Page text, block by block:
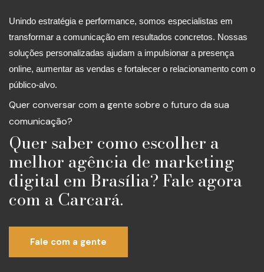
Unindo estratégia e performance, somos especialistas em
transformar a comunicação em resultados concretos. Nossas
soluções personalizadas ajudam a impulsionar a presença
online, aumentar as vendas e fortalecer o relacionamento com o
público-alvo.
Quer conversar com a gente sobre o futuro da sua
comunicação?
Quer saber como escolher a
melhor agência de marketing
digital em Brasília? Fale agora
com a Carcará.
Fale com a gente